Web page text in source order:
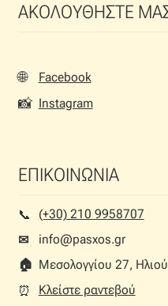
ΑΚΟΛΟΥΘΗΣΤΕ
🌐 Facebook
📸 Instagram
ΕΠΙΚΟΙΝΩΝΙΑ
📞︎
(+30) 210 9958707
✉
info@pasxos.gr
🏠︎ Μεσολογγίου 27,
⏰︎
Κλείστε ραντεβού